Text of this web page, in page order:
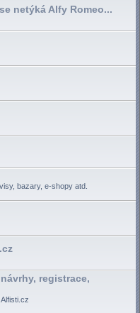
netýká Alfy Romeo...
bazary, e-shopy atd.
registrace,